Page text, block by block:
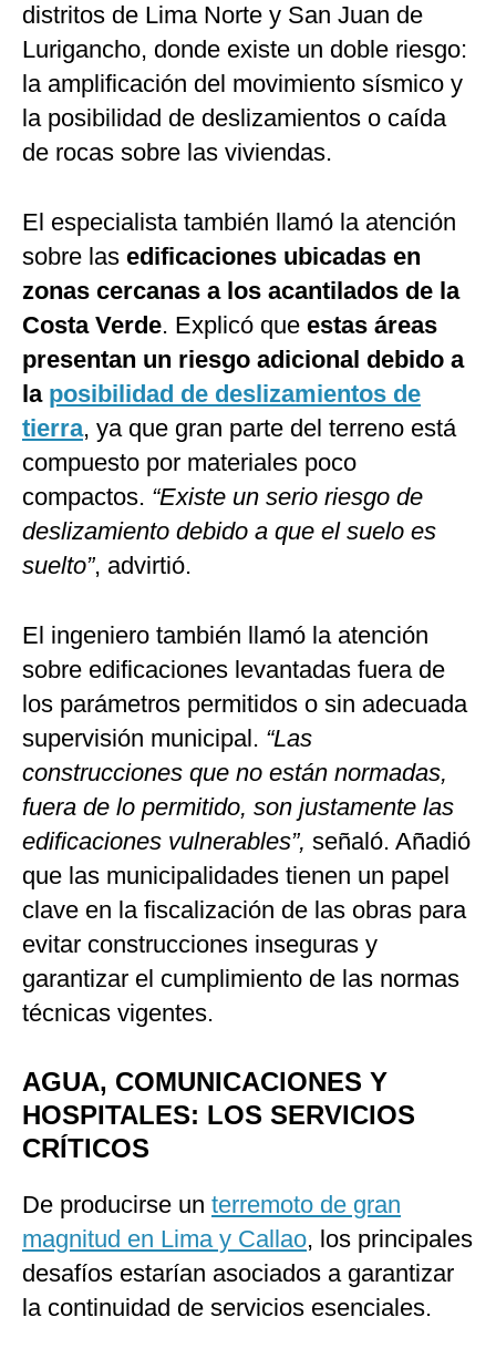
distritos de Lima Norte y San Juan de
Lurigancho, donde existe un doble riesgo:
la amplificación del movimiento sísmico y
la posibilidad de deslizamientos o caída
de rocas sobre las viviendas.
El especialista también llamó la atención
sobre las edificaciones ubicadas en
zonas cercanas a los acantilados de la
Costa Verde. Explicó que estas áreas
presentan un riesgo adicional debido a
la posibilidad de deslizamientos de
tierra, ya que gran parte del terreno está
compuesto por materiales poco
compactos. “Existe un serio riesgo de
deslizamiento debido a que el suelo es
suelto”, advirtió.
El ingeniero también llamó la atención
sobre edificaciones levantadas fuera de
los parámetros permitidos o sin adecuada
supervisión municipal. “Las
construcciones que no están normadas,
fuera de lo permitido, son justamente las
edificaciones vulnerables”, señaló. Añadió
que las municipalidades tienen un papel
clave en la fiscalización de las obras para
evitar construcciones inseguras y
garantizar el cumplimiento de las normas
técnicas vigentes.
AGUA, COMUNICACIONES Y
HOSPITALES: LOS SERVICIOS
CRÍTICOS
De producirse un terremoto de gran
magnitud en Lima y Callao, los principales
desafíos estarían asociados a garantizar
la continuidad de servicios esenciales.